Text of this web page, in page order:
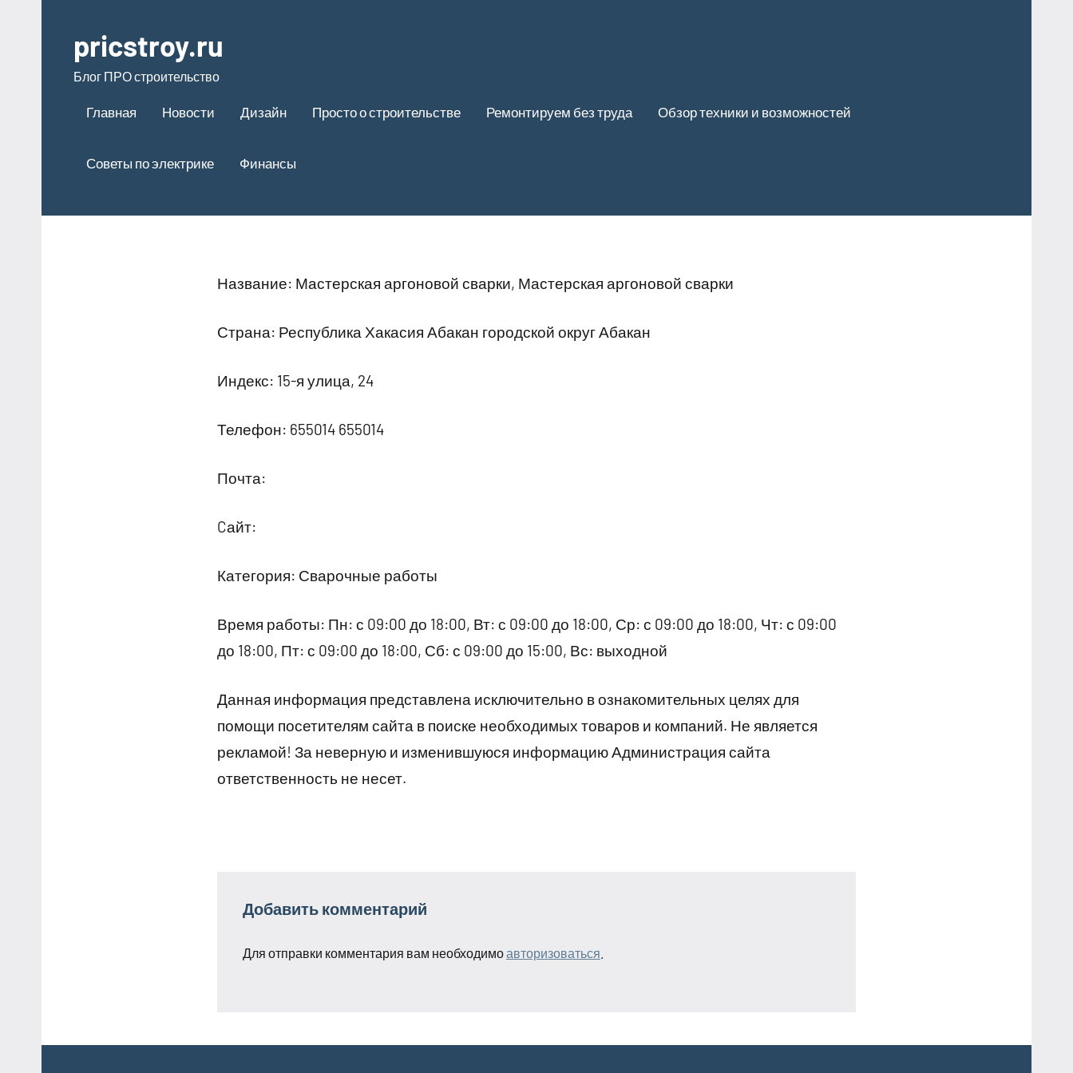
содержимому
pricstroy.ru
Блог ПРО строительство
Главная Новости Дизайн Просто о строительстве Ремонтируем без труда Обзор техники и возможностей
Советы по электрике Финансы
Название: Мастерская аргоновой сварки, Мастерская аргоновой сварки
Страна: Республика Хакасия Абакан городской округ Абакан
Индекс: 15-я улица, 24
Телефон: 655014 655014
Почта:
Cайт:
Категория: Сварочные работы
Время работы: Пн: с 09:00 до 18:00, Вт: с 09:00 до 18:00, Ср: с 09:00 до 18:00, Чт: с 09:00
до 18:00, Пт: с 09:00 до 18:00, Сб: с 09:00 до 15:00, Вс: выходной
Данная информация представлена исключительно в ознакомительных целях для
помощи посетителям сайта в поиске необходимых товаров и компаний. Не является
рекламой! За неверную и изменившуюся информацию Администрация сайта
ответственность не несет.
Добавить комментарий
Для отправки комментария вам необходимоавторизоваться